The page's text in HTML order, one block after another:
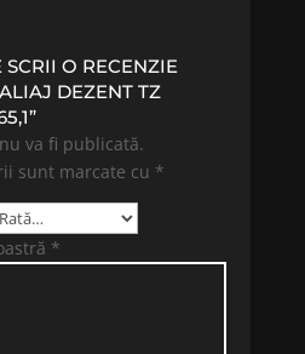
O RECENZIE
DEZENT TZ
va fi publicată.
sunt marcate cu *
*